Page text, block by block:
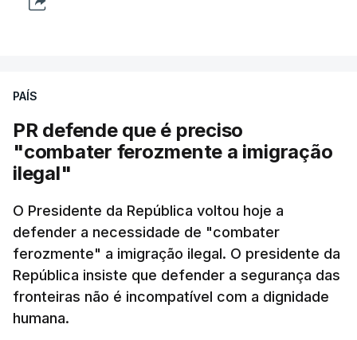
PAÍS
PR defende que é preciso
"combater ferozmente a imigração
ilegal"
O Presidente da República voltou hoje a
defender a necessidade de "combater
ferozmente" a imigração ilegal. O presidente da
República insiste que defender a segurança das
fronteiras não é incompatível com a dignidade
humana.